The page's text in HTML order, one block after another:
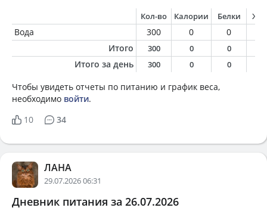
Кол-во Калории Белки
Вода 300 0 0
Итого
300 0 0
Итого за день 300 0 0
Чтобы увидеть отчеты по питанию и график веса,
необходимо войти.
10
34
ЛАНА
29.07.2026 06:31
Дневник питания за 26.07.2026